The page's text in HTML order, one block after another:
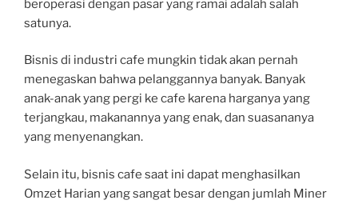
beroperasi dengan pasar yang ramai adalah salah
satunya.
Bisnis di industri cafe mungkin tidak akan pernah
menegaskan bahwa pelanggannya banyak. Banyak
anak-anak yang pergi ke cafe karena harganya yang
terjangkau, makanannya yang enak, dan suasananya
yang menyenangkan.
Selain itu, bisnis cafe saat ini dapat menghasilkan
Omzet Harian yang sangat besar dengan jumlah Miner